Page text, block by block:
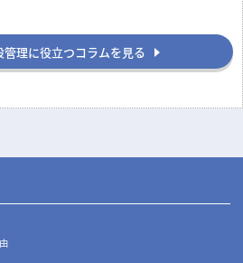
須リ
店舗デザイン
照明・換気・ファサード設計がカギ